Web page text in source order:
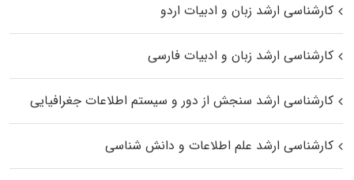
کارشناسی ارشد زبان و ادبیات اردو
کارشناسی ارشد زبان و ادبیات فارسی
کارشناسی ارشد سنجش از دور و سیستم اطلاعات جغرافیایی
کارشناسی ارشد علم اطلاعات و دانش شناسی